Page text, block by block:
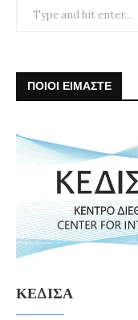
ΠΟΙΟΙ ΕΙΜΑΣΤΕ
ΚΕΔΙΣΑ